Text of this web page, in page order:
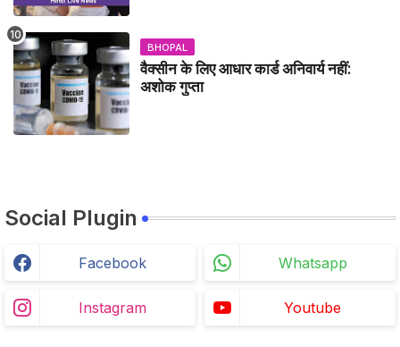
BHOPAL
वैक्सीन के लिए आधार कार्ड अनिवार्य नहीं:
अशोक गुप्ता
Social Plugin
Facebook Whatsapp
Instagram Youtube